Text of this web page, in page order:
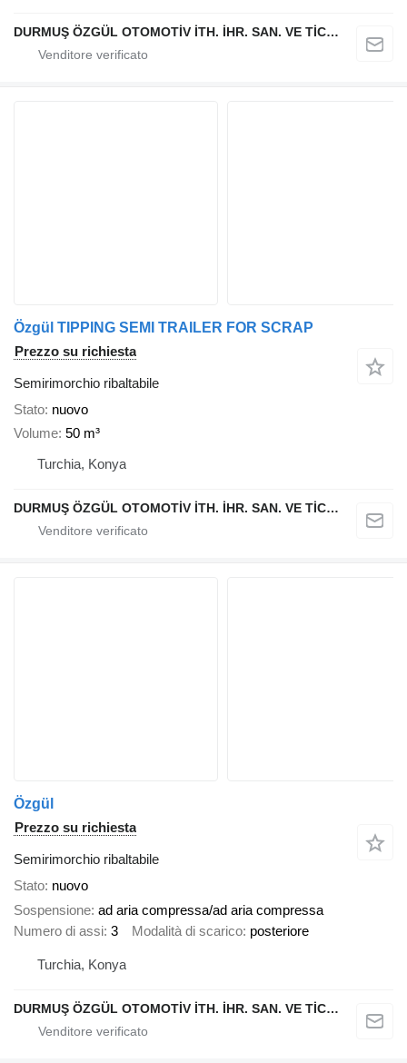
DURMUŞ ÖZGÜL OTOMOTİV İTH. İHR. SAN. VE TİC. A.Ş
Özgül TIPPING SEMI TRAILER FOR SCRAP
Prezzo su richiesta
Semirimorchio ribaltabile
Stato nuovo
Volume 50 m³
Turchia, Konya
DURMUŞ ÖZGÜL OTOMOTİV İTH. İHR. SAN. VE TİC. A.Ş
Özgül
Prezzo su richiesta
Semirimorchio ribaltabile
Stato nuovo
Sospensione ad aria compressa/ad aria compressa
Numero di assi 3 Modalità di scarico posteriore
Turchia, Konya
DURMUŞ ÖZGÜL OTOMOTİV İTH. İHR. SAN. VE TİC. A.Ş